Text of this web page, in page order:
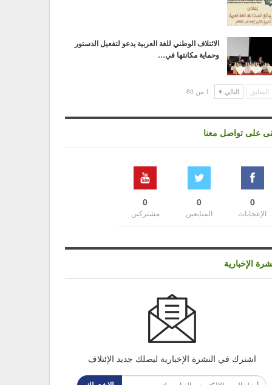
الائتلاف الوطني للغة العربية يدعو لتفعيل الدستور
وحماية مكانتها في…
السابق التالي 1 من 80
على تواصل معنا
0
الإعجابات
0
المتابعين
0
مشتركين
الإخبارية
اشترك في النشرة الإخبارية ليصلك جديد الإئتلاف